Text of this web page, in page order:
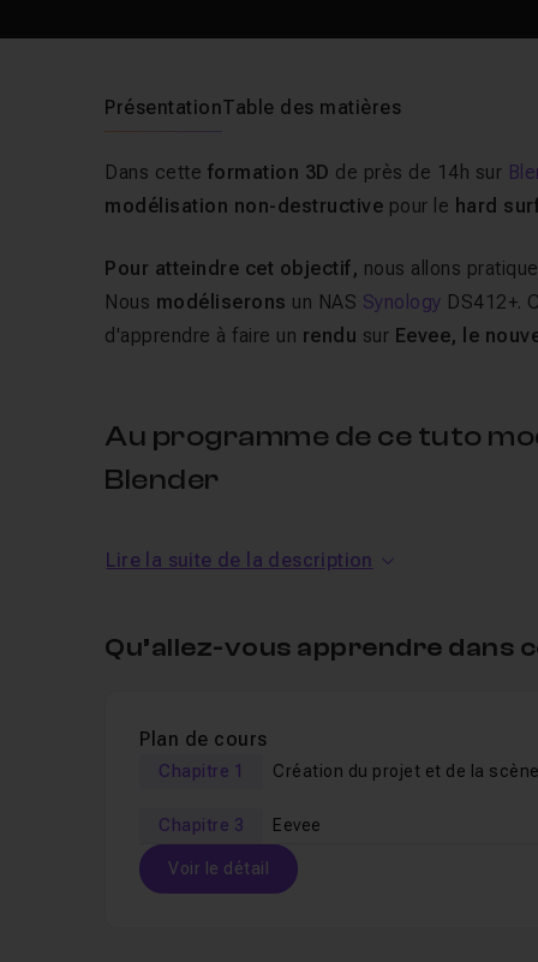
PrésentationTable des matières
Dans cette formation 3D de près de 14h sur
modélisation non-destructive pour le hard
Pour atteindre cet objectif, nous allons
Nous modéliserons un NAS Synology DS412+.
d'apprendre à faire un rendu sur Eevee, le
Au programme de ce tuto
Blender
Dans cette formation Blender 2.8,
Ce workflowvous permet d'avoir un contrôle
En gros, vous n'avez pas de limite et vous faites
soucis.
La formation est accessible aux débutants.
Lire la suite de la description
Qu’allez-vous apprendre dans
Plan de cours
Chapitre 1 Création du projet et de la scène
Chapitre 3 Eevee
Voir le détail